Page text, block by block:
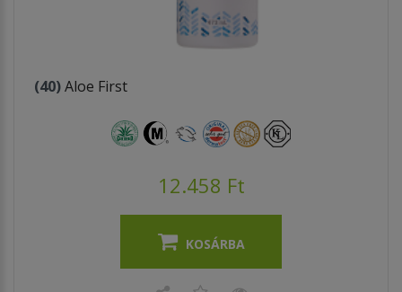
(40)Aloe First
12.458 Ft
KOSÁRBA